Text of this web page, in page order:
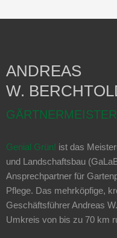
ANDREAS
W.
Genial Grün! ist das
und Landschaftsbau
Ansprechpartner für
Pflege. Das mehrköpfige,
Geschäftsführer Andreas
Umkreis von bis zu 70 km